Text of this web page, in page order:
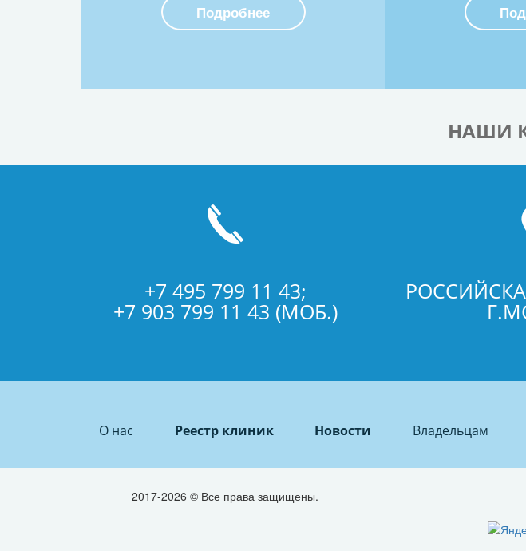
Подробнее
НАШИ
+7 495 799 11 43;
+7 903 799 11 43 (МОБ.)
О нас Реестр клиник Новости Владельцам
2017-2026 © Все права защищены.